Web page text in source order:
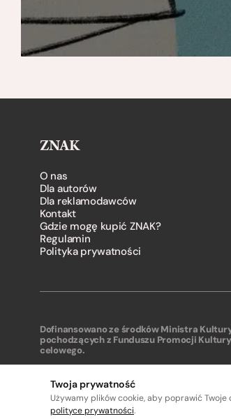
ZNAK
O nas
Dla autorów
Dla reklamodawców
Kontakt
Gdzie mogę kupić ZNAK?
Regulamin
Polityka prywatności
Dofinansowano ze środków Ministra
pochodzących z Funduszu Promocji
celowego.
Twoja prywatność
Używamy plików cookie, aby poprawić
polityce prywatności.